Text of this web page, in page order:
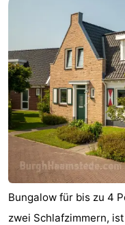
Bungalow für bis zu 4
zwei Schlafzimmern,